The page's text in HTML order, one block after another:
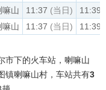
嘛山 11:37 (当日) 11:39
嘛山 11:37 (当日) 11:39
市下的火车站，喇嘛山
镇喇嘛山村，车站共有3